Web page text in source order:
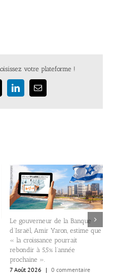
votre plateforme !
LinkedInEmail
Le gouverneur de la Banque
d’Israël, Amir Yaron, estime que
« la croissance pourrait
rebondir à 5,5% l’année
prochaine ».
7 Août 2026
| 0 commentaire